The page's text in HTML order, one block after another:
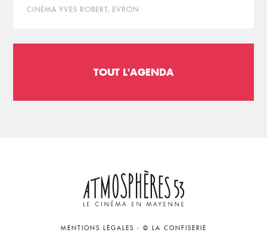
CINÉMA YVES ROBERT, EVRON
TOUT L'AGENDA
MENTIONS LÉGALES - © LA CONFISERIE